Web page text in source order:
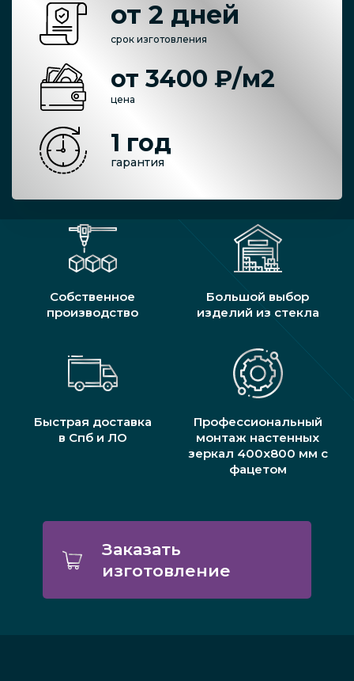
от 2 дней
срок изготовления
от 3400 ₽/м2
цена
1 год
гарантия
Собственное
производство
Большой выбор
изделий из стекла
Быстрая доставка
в Спб и ЛО
Профессиональный
монтаж настенных
зеркал 400х800 мм с
фацетом
Заказать
изготовление